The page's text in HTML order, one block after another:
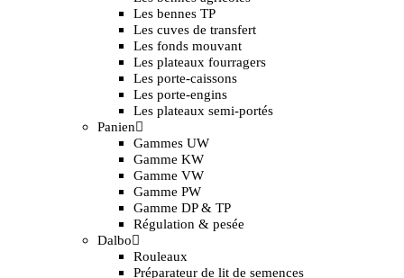
Les bennes TP
Les cuves de transfert
Les fonds mouvant
Les plateaux fourragers
Les porte-caissons
Les porte-engins
Les plateaux semi-portés
Panien
Gammes UW
Gamme KW
Gamme VW
Gamme PW
Gamme DP & TP
Régulation & pesée
Dalbo
Rouleaux
Préparateur de lit de semences